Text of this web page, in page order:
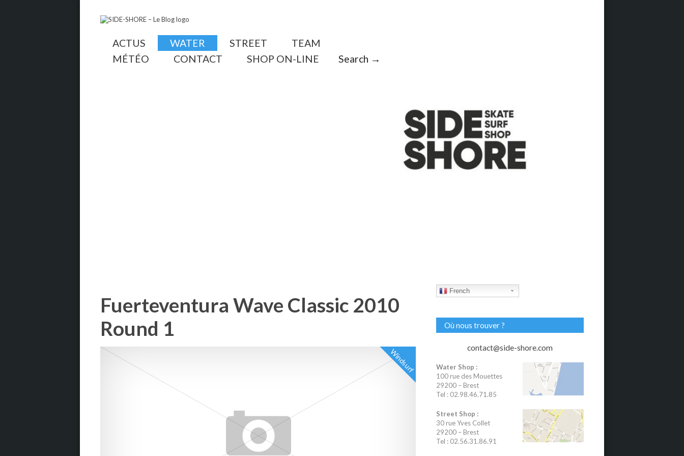
ACTUS WATER STREET
TEAM
MÉTÉO
CONTACT SHOP ON-LINE Search →
Fuerteventura Wave Classic 2010
Round 1
Windsurf
French
Où nous trouver ?
contact@side-shore.com
Water Shop :
100 rue des Mouettes
29200 – Brest
Tel : 02.98.46.71.85
Street Shop :
30 rue Yves Collet
29200 – Brest
Tel : 02.56.31.86.91